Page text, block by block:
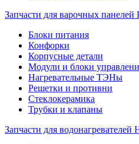
Запчасти для варочных панелей
Блоки питания
Конфорки
Корпусные детали
Модули и блоки
Нагревательные ТЭНы
Решетки и противни
Стеклокерамика
Трубки и клапаны
Запчасти для водонагревателей